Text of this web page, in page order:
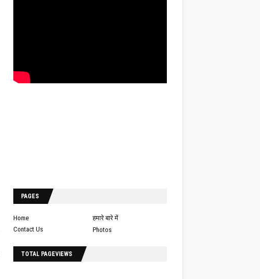
PAGES
Home
हमारे बारे में
Contact Us
Photos
TOTAL PAGEVIEWS